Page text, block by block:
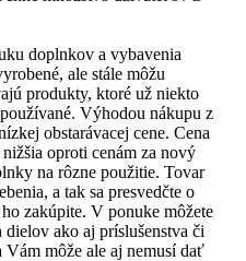
doplnkov a vybavenia
ale stále môžu
produkty, ktoré už niekto
Výhodou nákupu z
obstarávacej cene. Cena
oproti cenám za nový
na rôzne použitie. Tovar
a tak sa presvedčte o
zakúpite. V ponuke môžete
ako aj príslušenstva či
Vám môže ale aj nemusí dať